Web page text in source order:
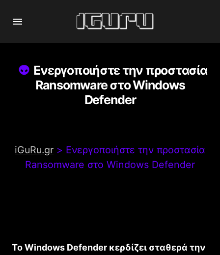
Ενεργοποιήστε την προστασία
Ransomware στο Windows
Defender
iGuRu.gr > Ενεργοποιήστε την προστασία
Ransomware στο Windows Defender
Το Windows Defender κερδίζει σταθερά την